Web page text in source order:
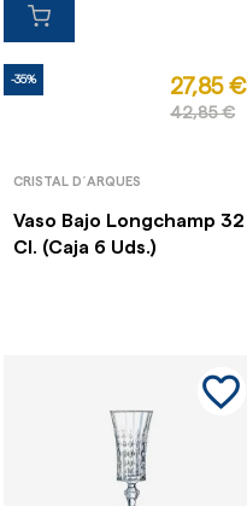
-35% 27,85 €
42,85 €
CRISTAL D´ARQUES
Vaso Bajo Longchamp 32
Cl. (Caja 6 Uds.)
favorite_border
favorite_border